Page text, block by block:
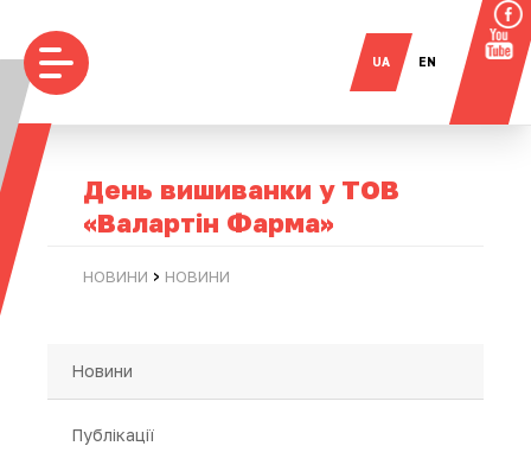
UA EN
День вишиванки у ТОВ
«Валартін Фарма»
НОВИНИ › НОВИНИ
Новини
Публікації